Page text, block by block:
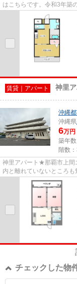
はこちらです。令和3年築
す。風通しが良く真夏の暑
賃貸｜アパート 神里
沖縄
沖縄県
6万円
築年
階数
神里アパート★那覇市上間
内と離れていないところ
のアパートです。健康な体
チェックした物